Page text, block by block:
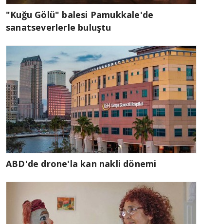
"Kuğu Gölü" balesi Pamukkale'de
sanatseverlerle buluştu
ABD'de drone'la kan nakli dönemi